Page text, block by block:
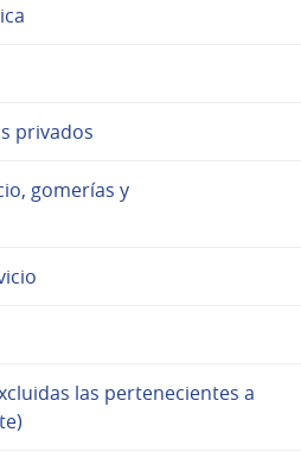
privados
gomerías y
las pertenecientes a